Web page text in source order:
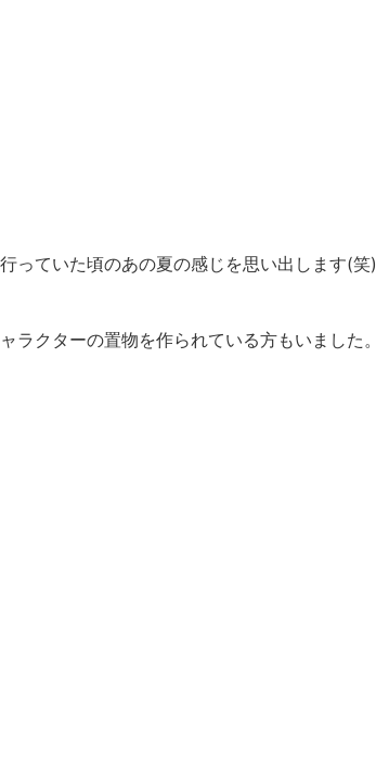
っていた頃のあの夏の感じを思い出します(笑)
クターの置物を作られている方もいました。